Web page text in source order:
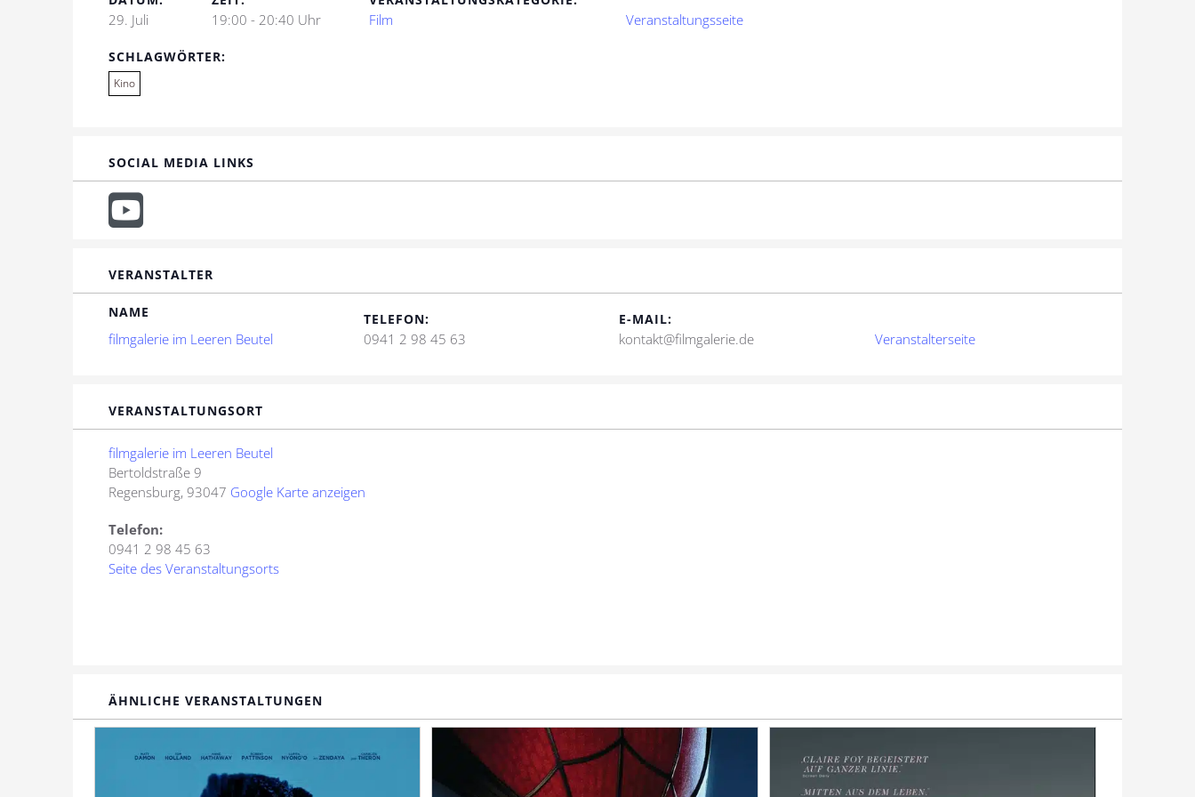
29. Juli 19:00 - 20:40 Uhr Film Veranstaltungsseite
SCHLAGWÖRTER:
Kino
SOCIAL MEDIA LINKS
VERANSTALTER
NAME
filmgalerie im Leeren Beutel
TELEFON:
0941 2 98 45 63
E-MAIL:
kontakt@filmgalerie.de Veranstalterseite
VERANSTALTUNGSORT
filmgalerie im Leeren Beutel
Bertoldstraße 9
Regensburg, 93047 Google Karte anzeigen
Telefon:
0941 2 98 45 63
Seite des Veranstaltungsorts
ÄHNLICHE VERANSTALTUNGEN